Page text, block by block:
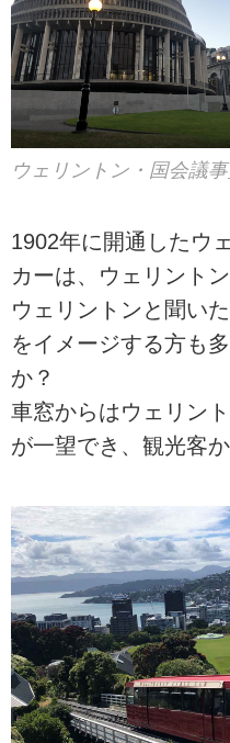
ウェリントン・国会議
1902年に開通したウ
カーは、ウェリント
ウェリントンと聞い
をイメージする方も
か？
車窓からはウェリン
が一望でき、観光客